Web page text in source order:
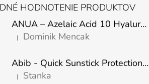
HODNOTENIE PRODUKTOV
ANUA – Azelaic Acid 10 Hyaluron Soothing Serum – 30 ml
Hodnotenie produktu je 5 z 5 hviezdičiek.
| Dominik Mencak
Abib - Quick Sunstick Protection Bar SPF50+ PA++++ 22g
Hodnotenie produktu je 5 z 5 hviezdičiek.
| Stanka